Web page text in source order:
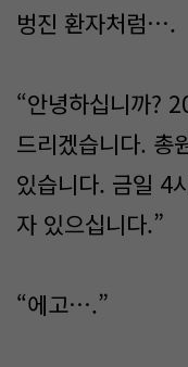
벙진 환자처럼….
“안녕하십니까?
드리겠습니다. 총
있습니다. 금일 4
자 있으십니다.”
“에고….”